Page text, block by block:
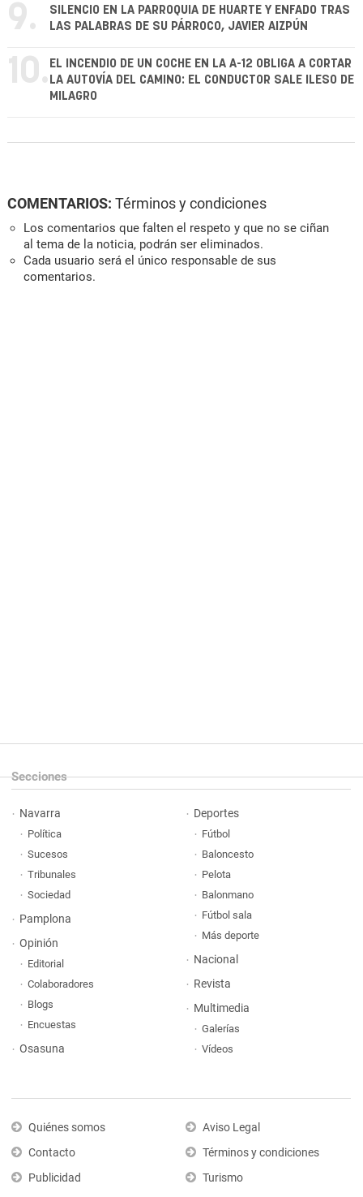
9.
SILENCIO EN LA PARROQUIA DE HUARTE Y ENFADO TRAS
LAS PALABRAS DE SU PÁRROCO, JAVIER AIZPÚN
10. EL INCENDIO DE UN COCHE EN LA A-12 OBLIGA A CORTAR
LA AUTOVÍA DEL CAMINO: EL CONDUCTOR SALE ILESO DE
MILAGRO
COMENTARIOS: Términos y condiciones
Los comentarios que falten el respeto y que no se ciñan
al tema de la noticia, podrán ser eliminados.
Cada usuario será el único responsable de sus
comentarios.
Secciones
Navarra
Política
Sucesos
Tribunales
Sociedad
Pamplona
Opinión
Editorial
Colaboradores
Blogs
Encuestas
Osasuna
Deportes
Fútbol
Baloncesto
Pelota
Balonmano
Fútbol sala
Más deporte
Nacional
Revista
Multimedia
Galerías
Vídeos
Quiénes somos
Contacto
Publicidad
Aviso Legal
Términos y condiciones
Turismo